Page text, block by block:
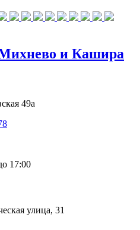
и Кашира
49а
17:00
улица, 31